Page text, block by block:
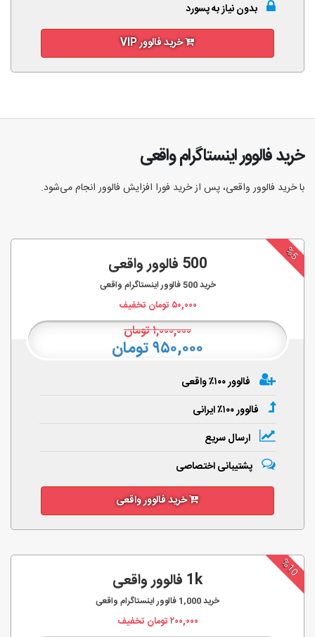
بدون نیاز به پسورد
خرید فالوور VIP
خرید فالوور اینستاگرام واقعی
با خرید فالوور واقعی، پس از خرید فورا افزایش فالوور انجام‌ می‌شود.
%5 500 فالوور واقعی
خرید500فالوور اینستاگرام واقعی
۵۰,۰۰۰تومان تخفیف
۱,۰۰۰,۰۰۰تومان
۹۵۰,۰۰۰ تومان
فالوور ۱۰۰٪ واقعی
فالوور ۱۰۰٪ ایرانی
ارسال سریع
پشتیبانی اختصاصی
خرید فالوور واقعی
%10
1k فالوور واقعی
خرید1,000 فالوور اینستاگرام واقعی
۲۰۰,۰۰۰تومان تخفیف